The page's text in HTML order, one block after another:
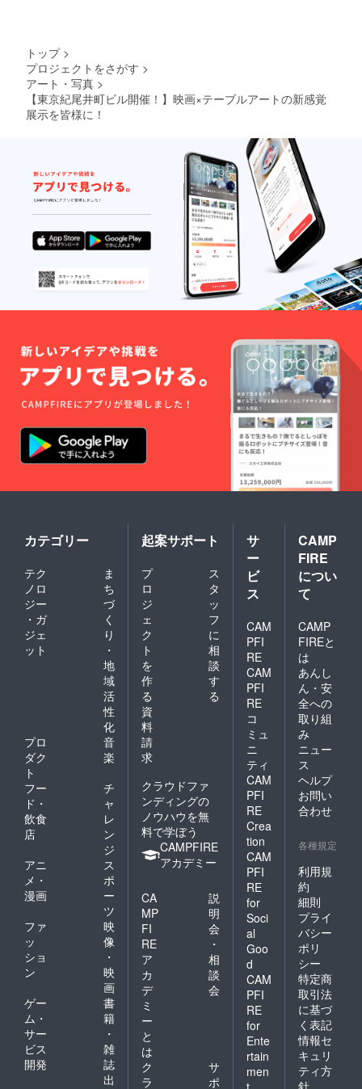
トップ >
プロジェクトをさがす >
アート・写真 >
【東京紀尾井町ビル開催！】映画×テーブルアートの新感覚
展示を皆様に！
カテゴリー
テク
ノロ
ジー
・ガ
ジェ
ット
ま
ち
づ
く
り
・
地
域
活
性
化
プロ
ダク
ト
音
楽
フー
ド・
飲食
店
チ
ャ
レ
ン
ジ
アニ
メ・
漫画
ス
ポ
ー
ツ
ファ
ッ
ショ
ン
映
像
・
映
画
ゲー
ム・
サー
ビス
開発
書
籍
・
雑
誌
出
起案サポート
プ
ロ
ジ
ェ
ク
ト
を
作
る
ス
タ
ッ
フ
に
相
談
す
る
資
料
請
求
クラウドファ
ンディングの
ノウハウを無
料で学ぼう
CAMPFIRE
アカデミー
CA
MP
FI
RE
ア
カ
デ
ミ
ー
と
は
説
明
会
・
相
談
会
ク
ラ
サ
ポ
サ
ー
ビ
ス
CAM
PFI
RE
CAM
PFI
RE
コ
ミュ
ニ
ティ
CAM
PFI
RE
Crea
tion
CAM
PFI
RE
for
Soci
al
Goo
d
CAM
PFI
RE
for
Ente
rtain
men
CAMP
FIRE
につい
て
CAMP
FIREと
は
あんし
ん・安
全への
取り組
み
ニュー
ス
ヘルプ
お問い
合わせ
各種規定
利用規
約
細則
プライ
バシー
ポリ
シー
特定商
取引法
に基づ
く表記
情報セ
キュリ
ティ方